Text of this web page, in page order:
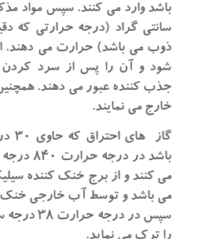
سانتی گراد (درجه حرارتی که
ذوب می باشد) حرارت می دهند.
شود و آن را پس از سرد کردن
جذب کننده عبور می دهند.
خارج می نمایند.
باشد در
می باشد و توسط آب خارجی خنک
سپس در